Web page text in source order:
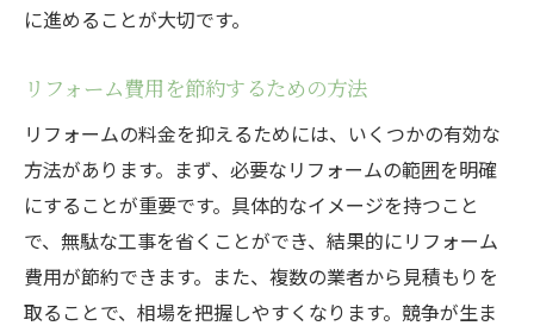
に進めることが大切です。
リフォーム費用を節約するための方法
リフォームの料金を抑えるためには、いくつかの有効な
方法があります。まず、必要なリフォームの範囲を明確
にすることが重要です。具体的なイメージを持つこと
で、無駄な工事を省くことができ、結果的にリフォーム
費用が節約できます。また、複数の業者から見積もりを
取ることで、相場を把握しやすくなります。競争が生ま